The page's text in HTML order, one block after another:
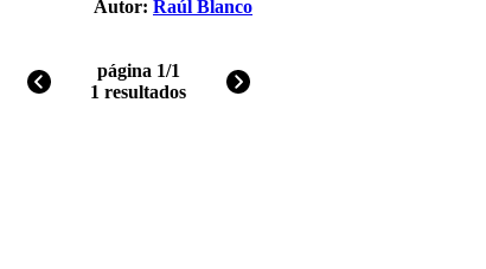
Autor: Raúl Blanco
página 1/1
1 resultados